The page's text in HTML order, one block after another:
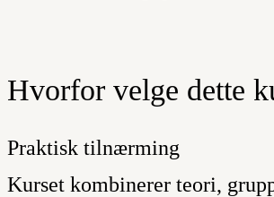
Hvorfor velge dette
Praktisk tilnærming
Kurset kombinerer teori,